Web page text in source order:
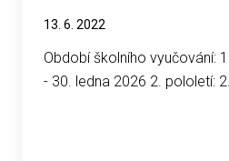
13. 6. 2022
Období školního vyučování:
- 30. ledna 2026 2. pololetí: